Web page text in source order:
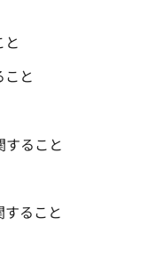
と
と
すること
ること